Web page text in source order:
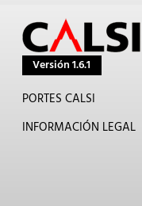
Versión 1.6.1
PORTES CALSI
INFORMACIÓN LEGAL